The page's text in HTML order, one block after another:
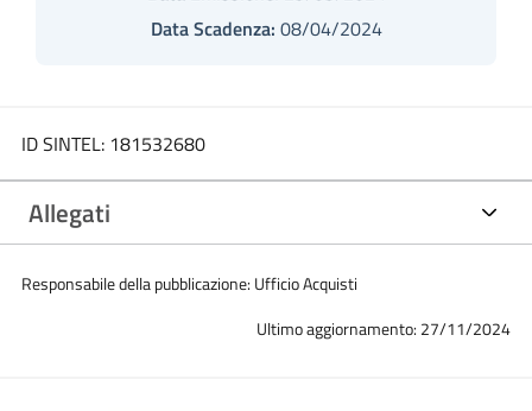
Data Scadenza: 08/04/2024
ID SINTEL: 181532680
Allegati
Responsabile della pubblicazione: Ufficio Acquisti
Ultimo aggiornamento: 27/11/2024